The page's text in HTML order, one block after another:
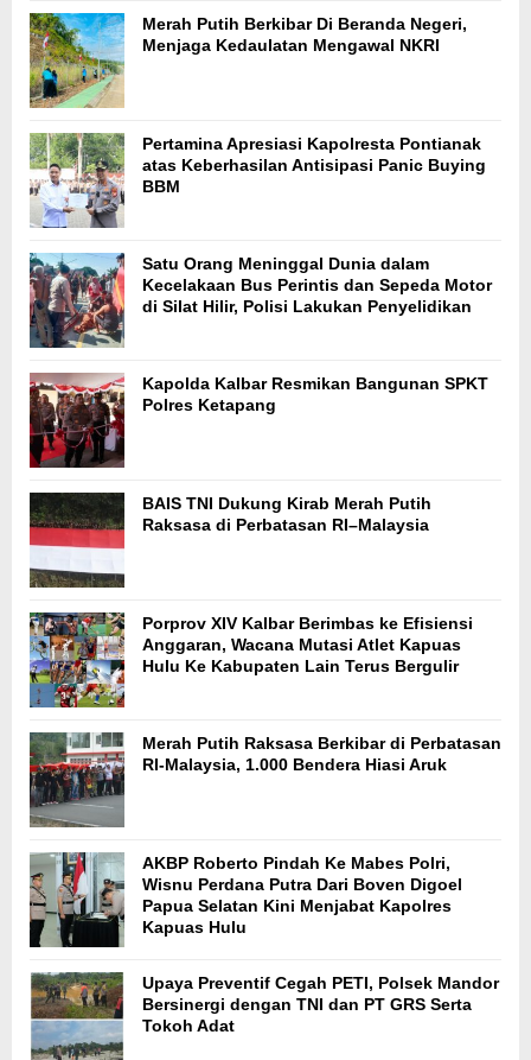
Merah Putih Berkibar Di Beranda Negeri,
Menjaga Kedaulatan Mengawal NKRI
Pertamina Apresiasi Kapolresta Pontianak
atas Keberhasilan Antisipasi Panic Buying
BBM
Satu Orang Meninggal Dunia dalam
Kecelakaan Bus Perintis dan Sepeda Motor
di Silat Hilir, Polisi Lakukan Penyelidikan
Kapolda Kalbar Resmikan Bangunan SPKT
Polres Ketapang
BAIS TNI Dukung Kirab Merah Putih
Raksasa di Perbatasan RI–Malaysia
Porprov XIV Kalbar Berimbas ke Efisiensi
Anggaran, Wacana Mutasi Atlet Kapuas
Hulu Ke Kabupaten Lain Terus Bergulir
Merah Putih Raksasa Berkibar di Perbatasan
RI-Malaysia, 1.000 Bendera Hiasi Aruk
AKBP Roberto Pindah Ke Mabes Polri,
Wisnu Perdana Putra Dari Boven Digoel
Papua Selatan Kini Menjabat Kapolres
Kapuas Hulu
Upaya Preventif Cegah PETI, Polsek Mandor
Bersinergi dengan TNI dan PT GRS Serta
Tokoh Adat